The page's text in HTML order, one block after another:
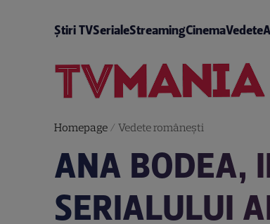
Știri TVSerialeStreamingCinemaVedete
Homepage/ Vedete româneşti
ANA BODEA,
SERIALULUI